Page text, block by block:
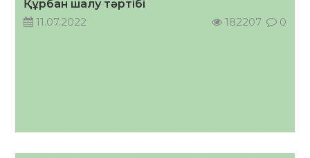
05.08.2026
Құрбан шалу тәртібі
11.07.2022
182207 0